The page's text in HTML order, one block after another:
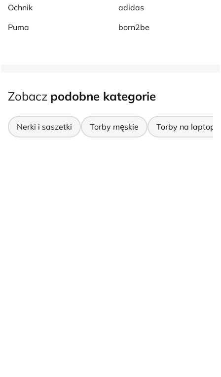
Ochnik
Puma
adidas
born2be
Zobacz podobne kategorie
Nerki i saszetki Torby męskie Torby na laptopa